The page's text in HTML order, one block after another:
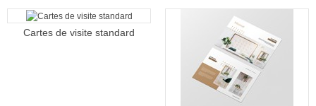
Cartes de visite standard